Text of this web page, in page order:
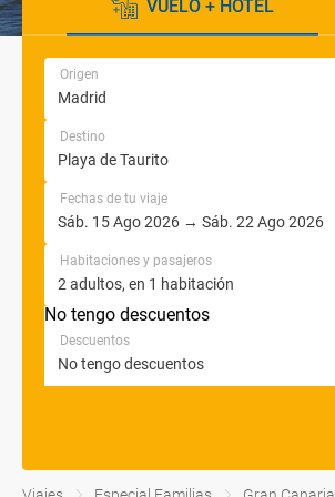
VUELO + HOTEL
Origen
Destino
Fechas de tu viaje
Habitaciones y pasajeros
No tengo descuentos
Descuentos